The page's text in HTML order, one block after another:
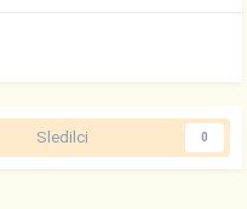
Sledilci 0